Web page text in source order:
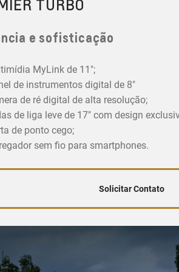
TURBO
e sofisticação
MyLink de 11";
de instrumentos digital de 8"
de ré digital de alta resolução;
de liga leve de 17" com design
de ponto cego;
sem fio para smartphones.
Solicitar Contato